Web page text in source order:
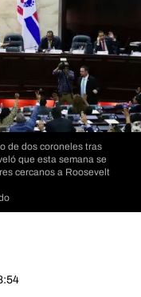
de dos coroneles tras
que esta semana se
cercanos a Roosevelt